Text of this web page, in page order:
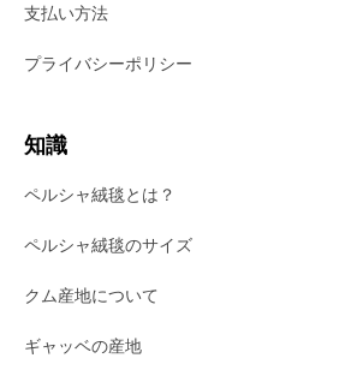
支払い方法
プライバシーポリシー
知識
ペルシャ絨毯とは？
ペルシャ絨毯のサイズ
クム産地について
ギャッベの産地